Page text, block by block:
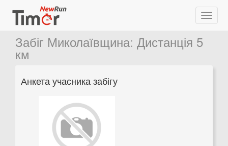
Забіг Миколаївщина: Дистанція 5
км
Анкета учасника забігу